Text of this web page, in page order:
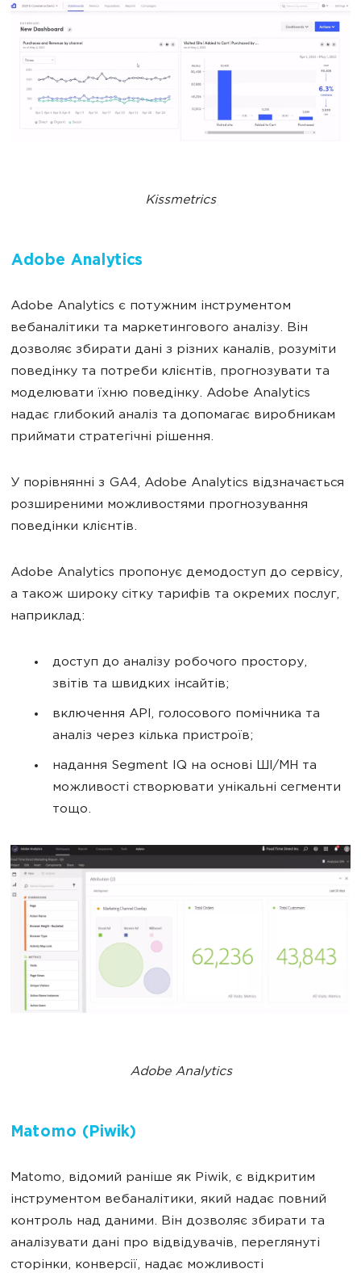
Kissmetrics
Adobe Analytics
Adobe Analytics є потужним інструментом
вебаналітики та маркетингового аналізу. Він
дозволяє збирати дані з різних каналів, розуміти
поведінку та потреби клієнтів, прогнозувати та
моделювати їхню поведінку. Adobe Analytics
надає глибокий аналіз та допомагає виробникам
приймати стратегічні рішення.
У порівнянні з GA4, Adobe Analytics відзначається
розширеними можливостями прогнозування
поведінки клієнтів.
Adobe Analytics пропонує демодоступ до сервісу,
а також широку сітку тарифів та окремих послуг,
наприклад:
доступ до аналізу робочого простору,
звітів та швидких інсайтів;
включення API, голосового помічника та
аналіз через кілька пристроїв;
надання Segment IQ на основі ШІ/МН та
можливості створювати унікальні сегменти
тощо.
Adobe Analytics
Matomo (Piwik)
Matomo, відомий раніше як Piwik, є відкритим
інструментом вебаналітики, який надає повний
контроль над даними. Він дозволяє збирати та
аналізувати дані про відвідувачів, переглянуті
сторінки, конверсії, надає можливості